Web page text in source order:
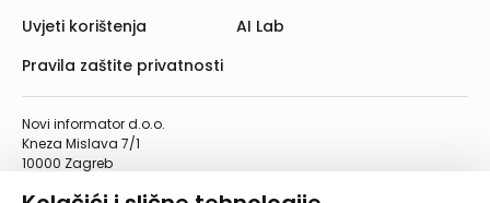
Novi informator d.o.o.
Kneza Mislava 7/1
10000 Zagreb
Uvjeti korištenja
Pravila zaštite privatnosti
AI Lab